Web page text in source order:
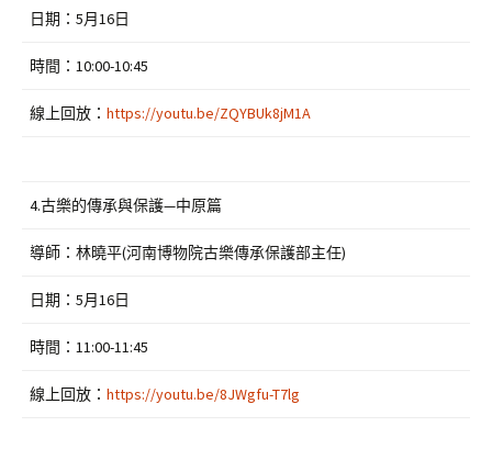
日期：5月16日
時間：10:00-10:45
線上回放： https://youtu.be/ZQYBUk8jM1A
4.古樂的傳承與保護—中原篇
導師：林曉平(河南博物院古樂傳承保護部主任)
日期：5月16日
時間：11:00-11:45
線上回放： https://youtu.be/8JWgfu-T7lg